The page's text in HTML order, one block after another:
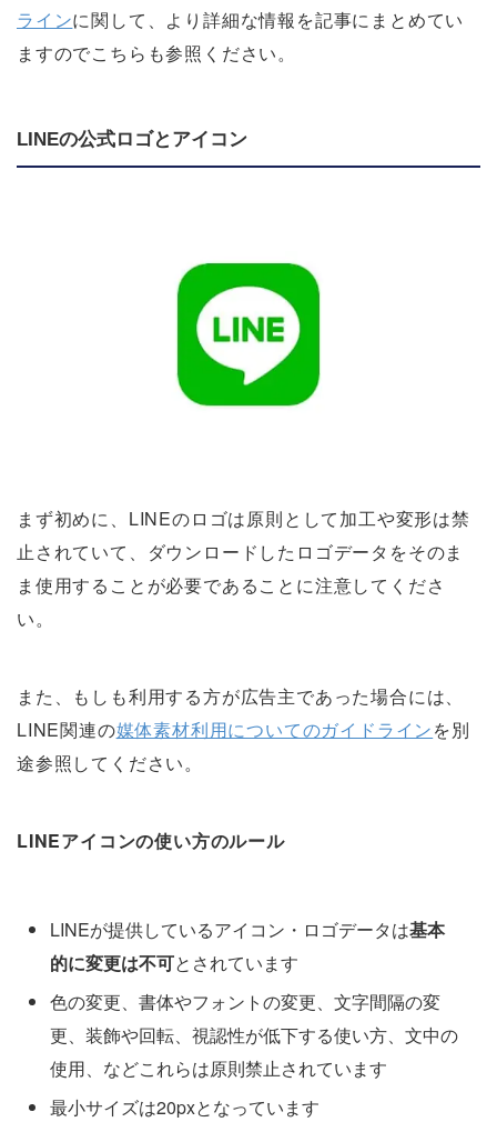
ラインに関して、より詳細な情報を記事にまとめてい
ますのでこちらも参照ください。
LINEの公式ロゴとアイコン
まず初めに、LINEのロゴは原則として加工や変形は禁
止されていて、ダウンロードしたロゴデータをそのま
ま使用することが必要であることに注意してくださ
い。
また、もしも利用する方が広告主であった場合には、
LINE関連の媒体素材利用についてのガイドラインを別
途参照してください。
LINEアイコンの使い方のルール
LINEが提供しているアイコン・ロゴデータは基本
的に変更は不可とされています
色の変更、書体やフォントの変更、文字間隔の変
更、装飾や回転、視認性が低下する使い方、文中の
使用、などこれらは原則禁止されています
最小サイズは20pxとなっています